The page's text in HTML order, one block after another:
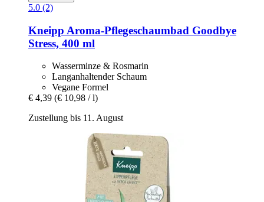
5.0 (2)
Kneipp Aroma-​Pflegeschaumbad Goodbye
Stress, 400 ml
Wasserminze & Rosmarin
Langanhaltender Schaum
Vegane Formel
€ 4,39 (€ 10,98 / l)
Zustellung bis 11. August